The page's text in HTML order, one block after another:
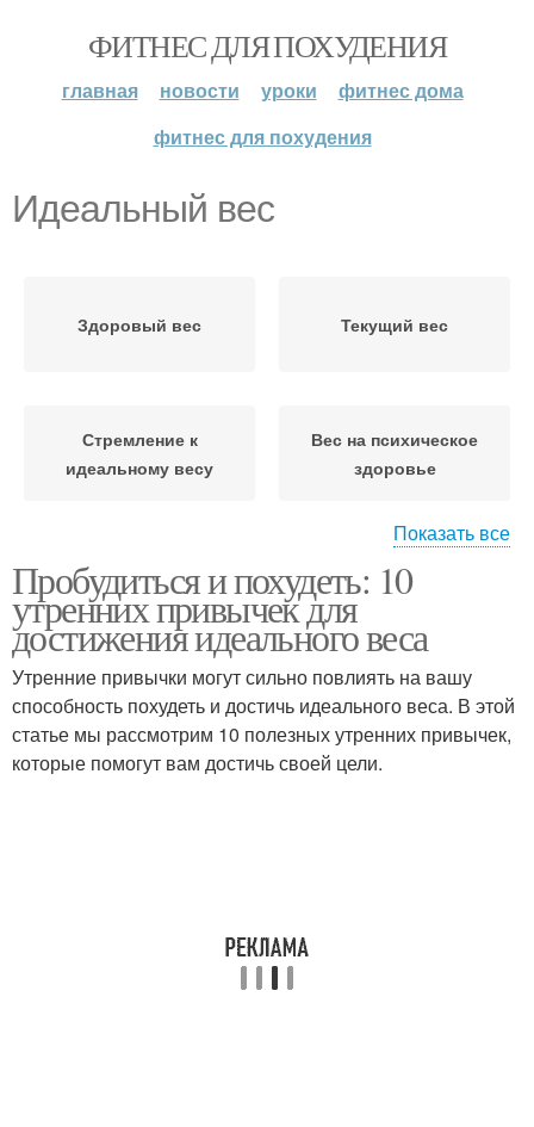
ФИТНЕС ДЛЯ ПОХУДЕНИЯ
главная новости уроки
фитнес дома
фитнес для похудения
Идеальный вес
Здоровый вес Текущий вес
Стремление к
идеальному весу
Вес на психическое
здоровье
Различия в весе
Идеальная
продолжительность
Веса с учетом Веса для женщин
Показать все
Пробудиться и похудеть: 10
утренних привычек для
достижения идеального веса
Утренние привычки могут сильно повлиять на вашу
способность похудеть и достичь идеального веса. В этой
статье мы рассмотрим 10 полезных утренних привычек,
которые помогут вам достичь своей цели.